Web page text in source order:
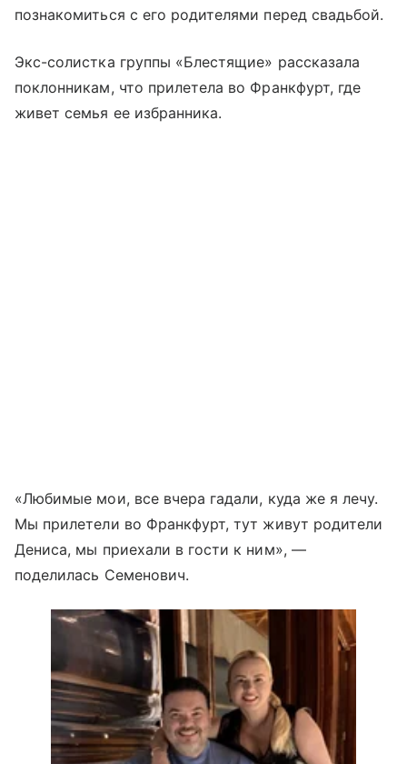
познакомиться с его родителями перед свадьбой.
Экс-солистка группы «Блестящие» рассказала
поклонникам, что прилетела во Франкфурт, где
живет семья ее избранника.
«Любимые мои, все вчера гадали, куда же я лечу.
Мы прилетели во Франкфурт, тут живут родители
Дениса, мы приехали в гости к ним», —
поделилась Семенович.